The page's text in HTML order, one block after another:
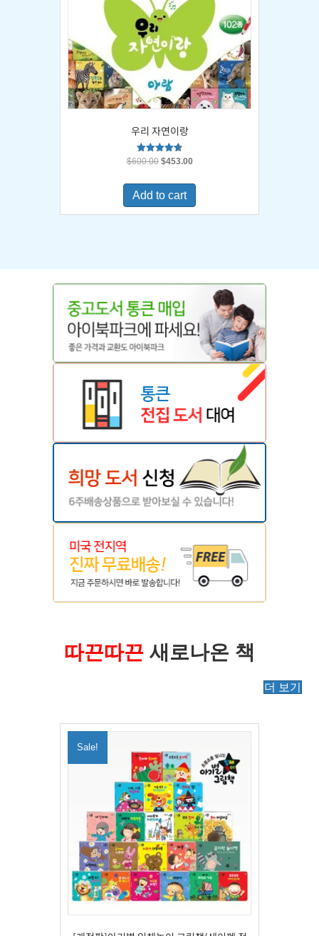
우리 자연이랑
Rated
$600.00 Original
was:
$600.00.
$453.00Current
is:
Add to cart
따끈따끈 새로나온 책
더 보기
Sale!